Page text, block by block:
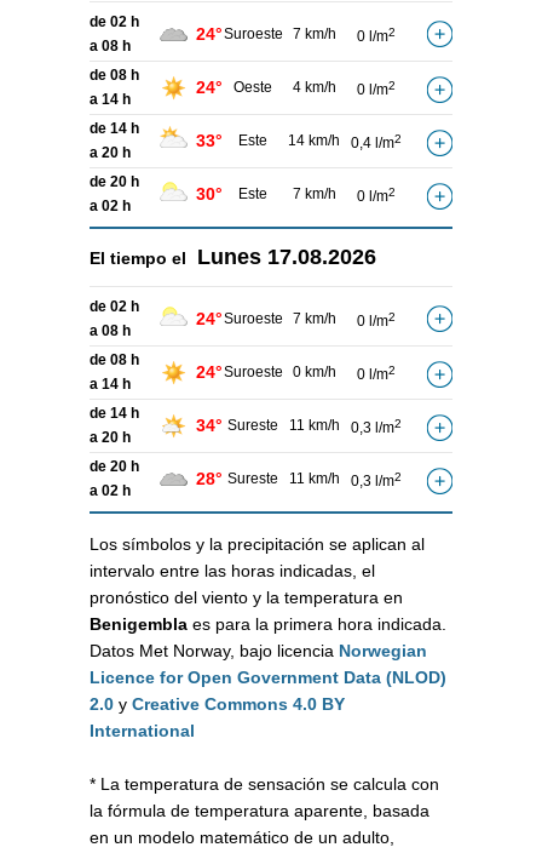
de 02 h
a 08 h
24°Suroeste 7 km/h 0 l/m2
de 08 h
a 14 h
24° Oeste 4 km/h 0 l/m2
de 14 h
a 20 h
33° Este 14 km/h 0,4 l/m2
de 20 h
a 02 h
30° Este 7 km/h 0 l/m2
El tiempo el Lunes 17.08.2026
de 02 h
a 08 h
24°Suroeste 7 km/h 0 l/m2
de 08 h
a 14 h
24°Suroeste 0 km/h 0 l/m2
de 14 h
a 20 h
34° Sureste 11 km/h 0,3 l/m2
de 20 h
a 02 h
28° Sureste 11 km/h 0,3 l/m2
Los símbolos y la precipitación se aplican al
intervalo entre las horas indicadas, el
pronóstico del viento y la temperatura en
Benigembla es para la primera hora indicada.
Datos Met Norway, bajo licencia Norwegian
Licence for Open Government Data (NLOD)
2.0 y Creative Commons 4.0 BY
International
* La temperatura de sensación se calcula con
la fórmula de temperatura aparente, basada
en un modelo matemático de un adulto,